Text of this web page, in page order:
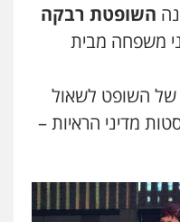
השופטת רבקה
משפחה מבית
של השופט לשאול
מדיני הראיות –